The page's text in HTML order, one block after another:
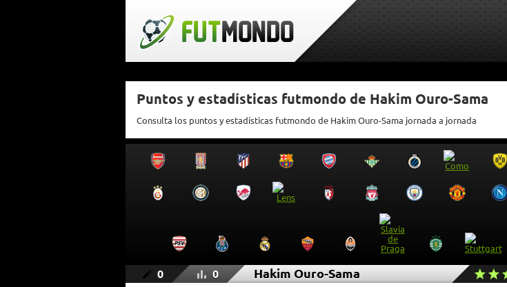
Puntos y estadísticas futmondo de Hakim Ouro-Sama
Consulta los puntos y estadísticas futmondo de Hakim Ouro-Sama jornada a jornada
0 0 Hakim Ouro-Sama